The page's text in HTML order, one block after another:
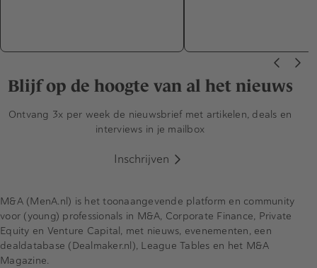
Blijf op de hoogte van al het nieuws
Ontvang 3x per week de nieuwsbrief met artikelen, deals en
interviews in je mailbox
Inschrijven
M&A (MenA.nl) is het toonaangevende platform en community
voor (young) professionals in M&A, Corporate Finance, Private
Equity en Venture Capital, met nieuws, evenementen, een
dealdatabase (Dealmaker.nl), League Tables en het M&A
Magazine.